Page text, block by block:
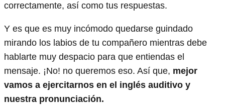
correctamente, así como tus respuestas.
Y es que es muy incómodo quedarse guindado
mirando los labios de tu compañero mientras debe
hablarte muy despacio para que entiendas el
mensaje. ¡No! no queremos eso. Así que, mejor
vamos a ejercitarnos en el inglés auditivo y
nuestra pronunciación.